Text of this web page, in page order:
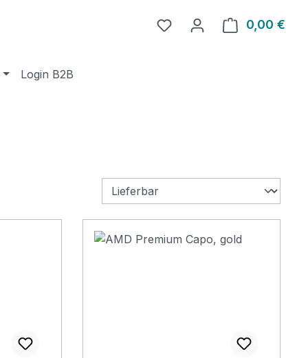
0,00 €
Login B2B